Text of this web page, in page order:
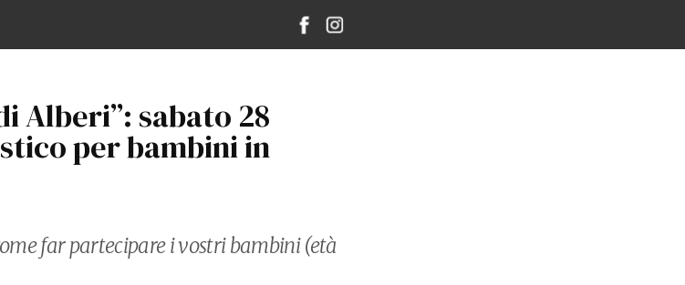
Alberi”: sabato 28
per bambini in
far partecipare i vostri bambini (età